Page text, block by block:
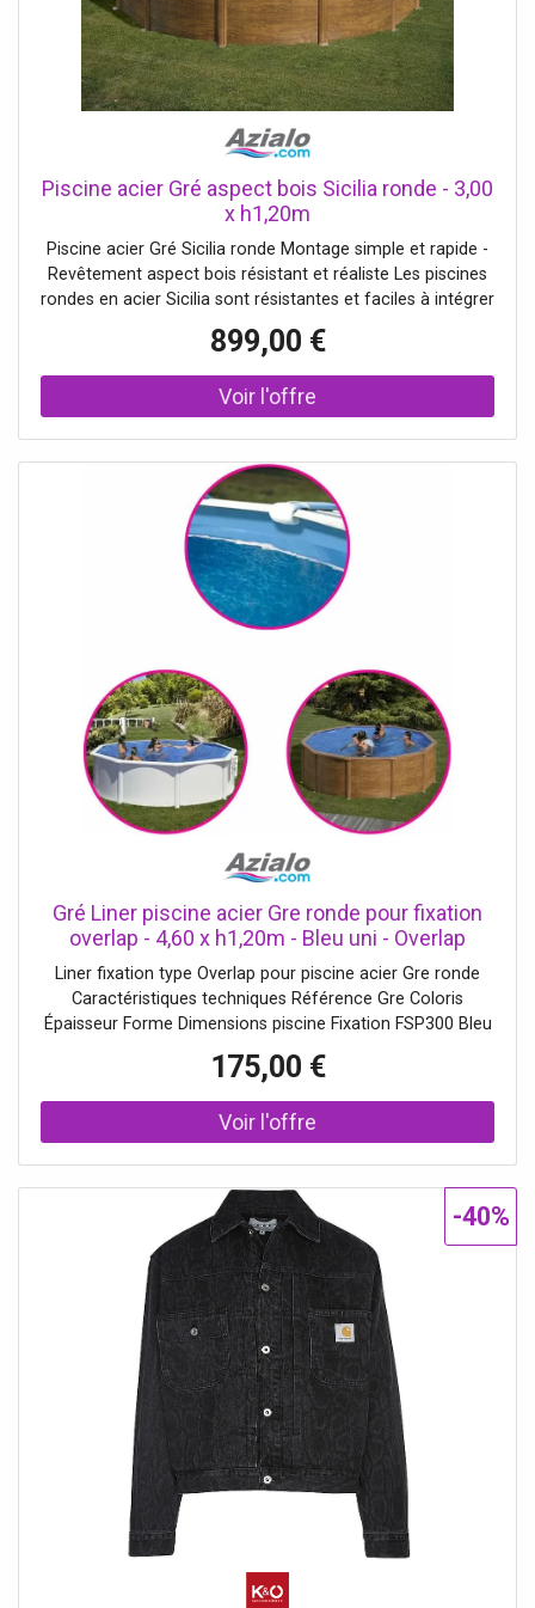
Piscine acier Gré aspect bois Sicilia ronde - 3,00
x h1,20m
Piscine acier Gré Sicilia ronde Montage simple et rapide -
Revêtement aspect bois résistant et réaliste Les piscines
rondes en acier Sicilia sont résistantes et faciles à intégrer
dans tous les jardins grâce à son habillage aspect bois qui
se fondra à la perfection dans le décor. Fabriquée par Gré,
899,00 €
Gré Liner piscine acier Gre ronde pour fixation
overlap - 4,60 x h1,20m - Bleu uni - Overlap
Liner fixation type Overlap pour piscine acier Gre ronde
Caractéristiques techniques Référence Gre Coloris
Épaisseur Forme Dimensions piscine Fixation FSP300 Bleu
20/100e Ronde 3,50 x h0,90m Overlap FSP400 Bleu uni
20/100e Ronde 4,00 x h0,90m
175,00 €
-40%